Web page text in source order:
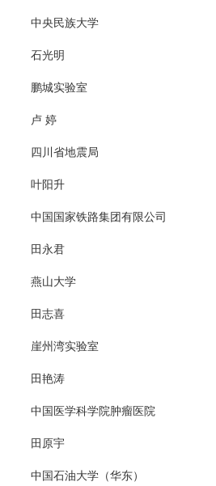
中央民族大学
石光明
鹏城实验室
卢 婷
四川省地震局
叶阳升
中国国家铁路集团有限公司
田永君
燕山大学
田志喜
崖州湾实验室
田艳涛
中国医学科学院肿瘤医院
田原宇
中国石油大学（华东）